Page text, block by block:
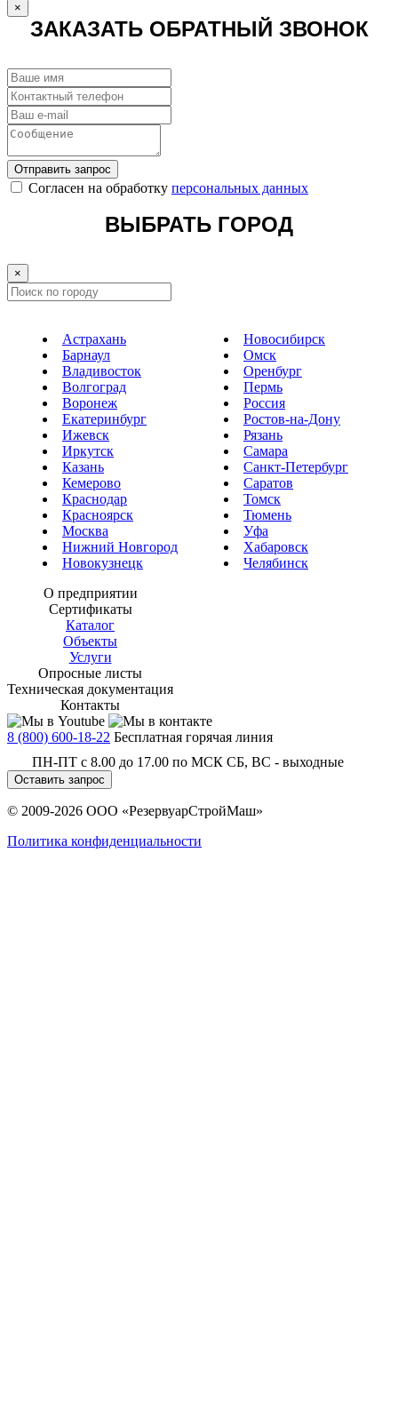
×
ЗАКАЗАТЬ ОБРАТНЫЙ ЗВОНОК
Отправить запрос
Cогласен на обработку персональных данных
ВЫБРАТЬ ГОРОД
×
Астрахань
Барнаул
Владивосток
Волгоград
Воронеж
Екатеринбург
Ижевск
Иркутск
Казань
Кемерово
Краснодар
Красноярск
Москва
Нижний Новгород
Новокузнецк
Новосибирск
Омск
Оренбург
Пермь
Россия
Ростов-на-Дону
Рязань
Самара
Санкт-Петербург
Саратов
Томск
Тюмень
Уфа
Хабаровск
Челябинск
О предприятии
Сертификаты
Каталог
Объекты
Услуги
Опросные листы
Техническая документация
Контакты
8 (800) 600-18-22 Бесплатная горячая линия
ПН-ПТ с 8.00 до 17.00 по МСК СБ, ВС - выходные
Оставить запрос
© 2009-2026 ООО «РезервуарСтройМаш»
Политика конфиденциальности